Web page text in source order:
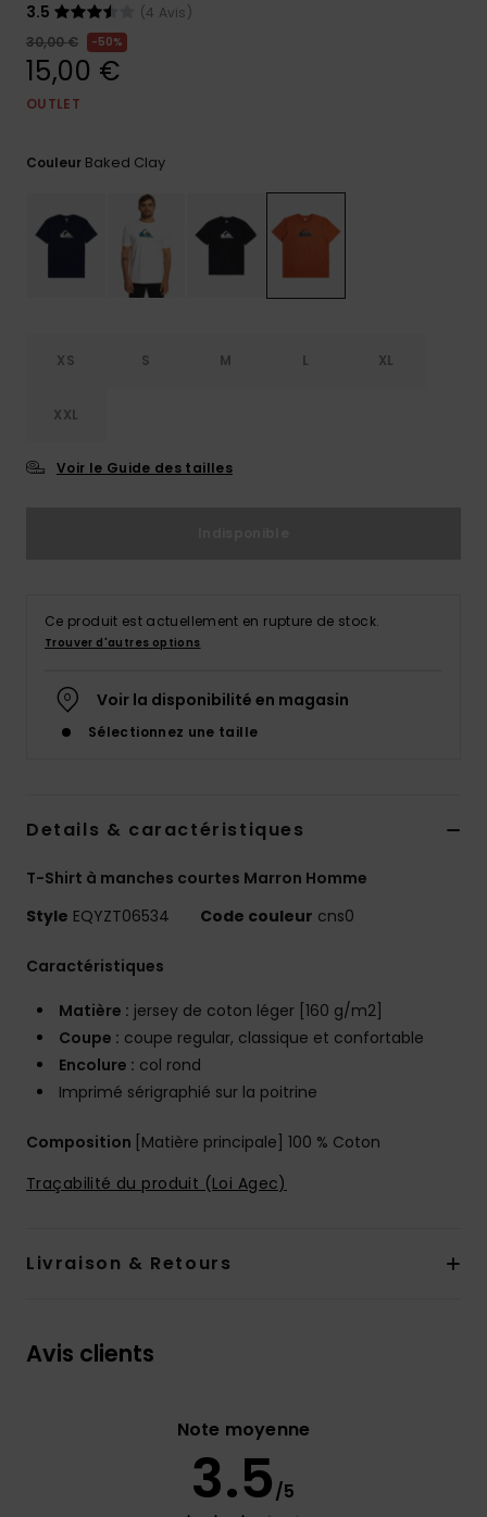
Démarrer
questions
et notre
formulaire
contact.
3.5
(4 Avis)
30,00 €
50%
15,00 €
OUTLET
Couleur Baked Clay
XS S M L XL
XXL
Voir le Guide des tailles
Ce produit est actuellement en rupture de stock.
Trouver d'autres options
Voir la disponibilité en magasin
Sélectionnez une taille
Details & caractéristiques
T-Shirt à manches courtes Marron Homme
Style EQYZT06534 Code couleur cns0
Caractéristiques
Matière : jersey de coton léger [160 g/m2]
Coupe : coupe regular, classique et confortable
Encolure : col rond
Imprimé sérigraphié sur la poitrine
Composition [Matière principale] 100 % Coton
Traçabilité du produit (Loi Agec)
Livraison & Retours
Avis clients
Note moyenne
3.5/5